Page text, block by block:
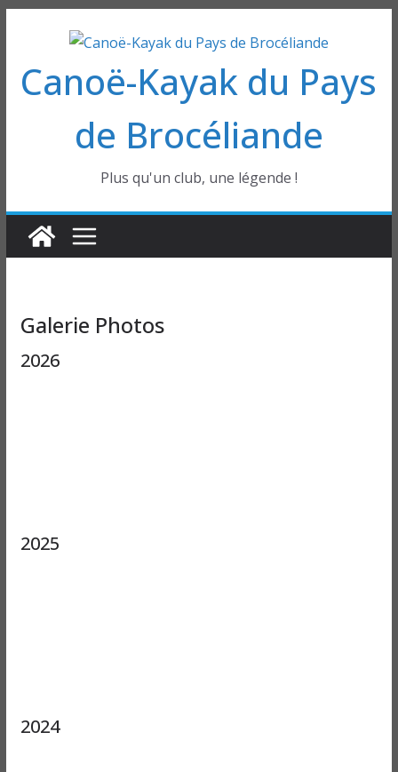
contenu
Canoë-Kayak du Pays
de Brocéliande
Plus qu'un club, une légende !
Galerie Photos
2026
2025
2024